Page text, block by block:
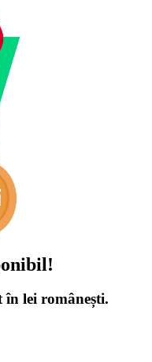
în lei românești.